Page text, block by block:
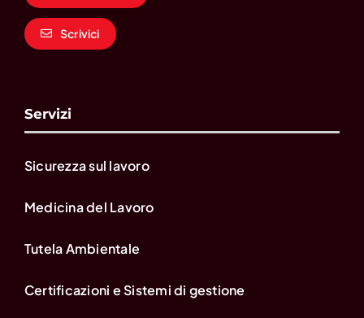
Scrivici
Servizi
Sicurezza sul lavoro
Medicina del Lavoro
Tutela Ambientale
Certificazioni e Sistemi di gestione